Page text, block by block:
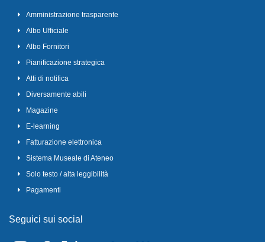
Amministrazione trasparente
Albo Ufficiale
Albo Fornitori
Pianificazione strategica
Atti di notifica
Diversamente abili
Magazine
E-learning
Fatturazione elettronica
Sistema Museale di Ateneo
Solo testo / alta leggibilità
Pagamenti
Seguici sui social